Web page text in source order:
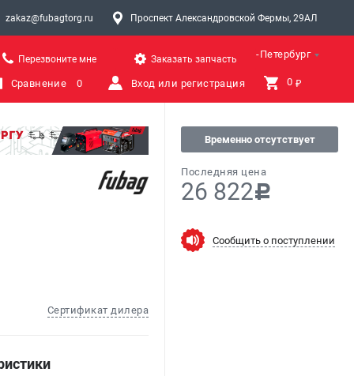
zakaz@fubagtorg.ru Проспект Александровской Фермы, 29АЛ
Санкт-Петербург
Перезвоните мне Заказать запчасть
Сравнение 0 Вход или регистрация 0 ₽
Сертификат дилера
Временно отсутствует
Последняя цена
26 822c
Сообщить о поступлении